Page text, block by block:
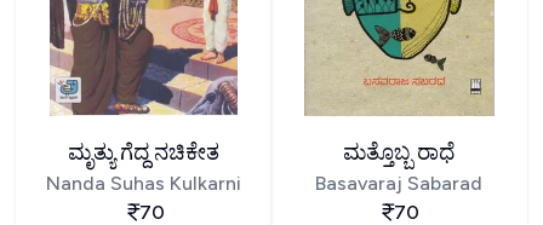
ಮೃತ್ಯು ಗೆದ್ದ ನಚಿಕೇತ
Nanda Suhas Kulkarni
70
ಮತ್ತೊಬ್ಬ ರಾಧೆ
Basavaraj Sabarad
70